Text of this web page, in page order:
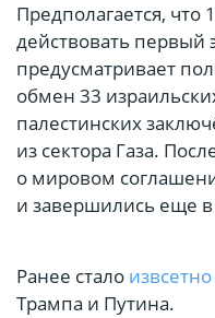
Предполагается, что
действовать первый
предусматривает
обмен 33
палестинских
из сектора Газа.
о мировом
и завершились еще в
Ранее стало извсетно
Трампа и Путина.